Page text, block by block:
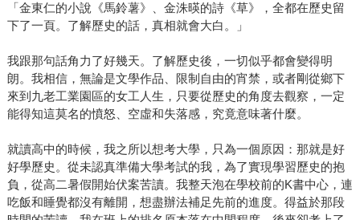
「金東仁的小說《馬鈴薯》、金洙暎的詩《草》，全都在歷史留
下了一頁。了解歷史的話，真相就會大白。」
我跟那句話角力了好幾天。了解歷史後，一切似乎都會變得明
朗。我相信，無論是文學作品、限制自由的宵禁，或者剛從鄉下
來到九老工業園區的女工人生，只要從歷史的角度去觀察，一定
能得知這莫名的憤怒、空虛和失落感，究竟意味著什麼。
就讀高中的時候，我之所以想考大學，只為一個原因：那就是好
好學歷史。從未認真準備大學考試的我，為了實現學習歷史的抱
負，從高二暑假開始伏案苦讀。我整天泡在學校前的K書中心，連
吃飯和睡覺都沒有離開，想盡辦法補足先前的進度。得益於那段